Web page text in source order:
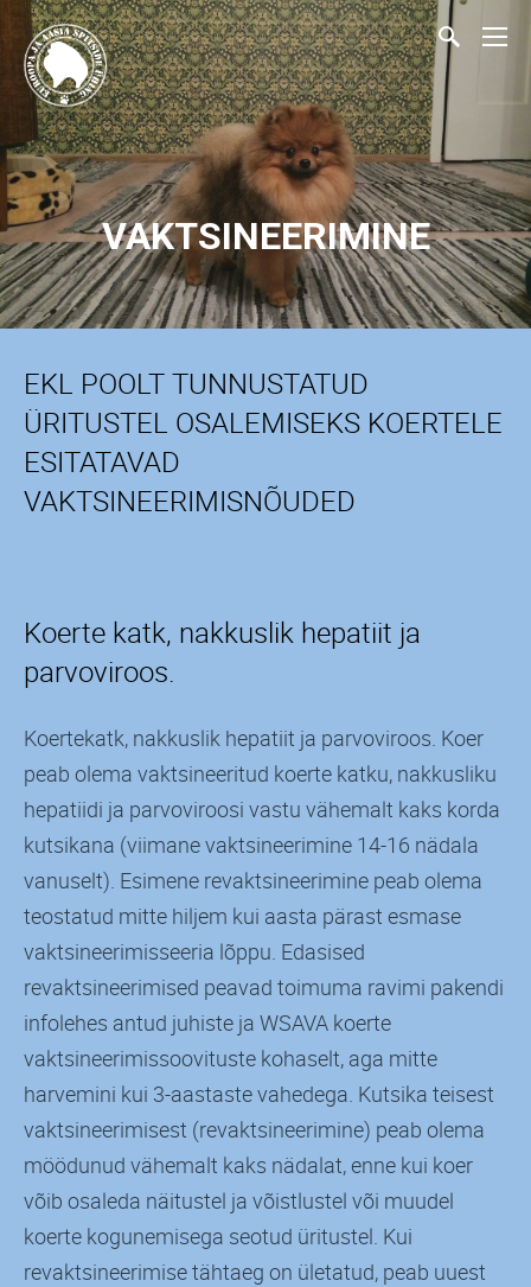
VAKTSINEERIMINE
EKL POOLT TUNNUSTATUD
ÜRITUSTEL OSALEMISEKS KOERTELE
ESITATAVAD
VAKTSINEERIMISNÕUDED
Koerte katk, nakkuslik hepatiit ja
parvoviroos.
Koertekatk, nakkuslik hepatiit ja parvoviroos. Koer
peab olema vaktsineeritud koerte katku, nakkusliku
hepatiidi ja parvoviroosi vastu vähemalt kaks korda
kutsikana (viimane vaktsineerimine 14-16 nädala
vanuselt). Esimene revaktsineerimine peab olema
teostatud mitte hiljem kui aasta pärast esmase
vaktsineerimisseeria lõppu. Edasised
revaktsineerimised peavad toimuma ravimi pakendi
infolehes antud juhiste ja WSAVA koerte
vaktsineerimissoovituste kohaselt, aga mitte
harvemini kui 3-aastaste vahedega. Kutsika teisest
vaktsineerimisest (revaktsineerimine) peab olema
möödunud vähemalt kaks nädalat, enne kui koer
võib osaleda näitustel ja võistlustel või muudel
koerte kogunemisega seotud üritustel. Kui
revaktsineerimise tähtaeg on ületatud, peab uuest